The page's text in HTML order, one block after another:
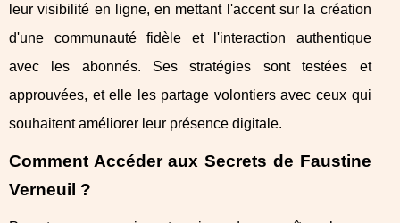
leur visibilité en ligne, en mettant l'accent sur la création
d'une communauté fidèle et l'interaction authentique
avec les abonnés. Ses stratégies sont testées et
approuvées, et elle les partage volontiers avec ceux qui
souhaitent améliorer leur présence digitale.
Comment Accéder aux Secrets de Faustine
Verneuil ?